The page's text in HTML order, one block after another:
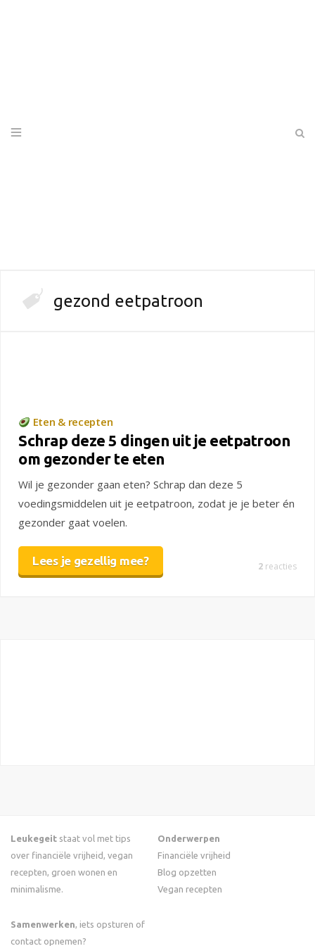
gezond eetpatroon
Eten & recepten
Schrap deze 5 dingen uit je eetpatroon
om gezonder te eten
Wil je gezonder gaan eten? Schrap dan deze 5
voedingsmiddelen uit je eetpatroon, zodat je je beter én
gezonder gaat voelen.
Lees je gezellig mee? 2 reacties
Leukegeit staat vol met tips
over financiële vrijheid, vegan
recepten, groen wonen en
minimalisme.
Samenwerken, iets opsturen of
contact opnemen?
Onderwerpen
Financiële vrijheid
Blog opzetten
Vegan recepten